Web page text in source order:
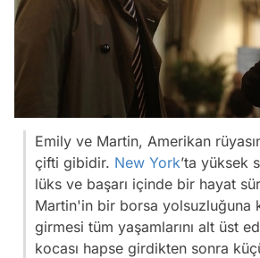
Emily ve Martin, Amerikan
çifti gibidir. New York’ta yüksek
lüks ve başarı içinde bir hayat
Martin'in bir borsa yolsuzluğuna
girmesi tüm yaşamlarını alt üst
kocası hapse girdikten sonra